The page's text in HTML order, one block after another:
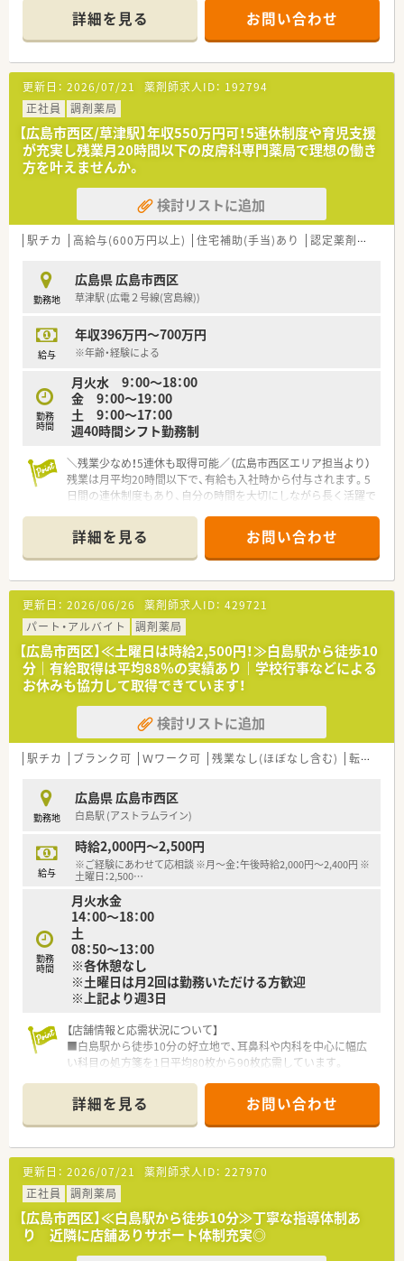
や循環器科も応需しています。
■処方箋は1日平均40～50枚で、薬剤師は常勤1名、パート4名、
事務2名体制で運営しています。
【こんな方が活躍中】
■子育て世代のスタッフも在籍しており、家庭との両立に理解が
ある職場で活躍しています。
■患者様一人ひとりとしっかり向き合い、丁寧な服薬指導を実践
している方が活躍中です。
■チームワークを大切にし、お互いに協力しながら業務を進めら
れる方が揃っています。
【こんな方にオススメ】
■駅チカの職場で働きたい方や、車通勤（駐車場要相談）を希望さ
れる方にもオススメです。
で働きたい方に適しています。
詳細を見る お問い合わせ
更新日： 2026/07/21 薬剤師求人ID： 192794
正社員
調剤薬局
【広島市西区/草津駅】年収550万円可！5連休制度や育児支援
が充実し残業月20時間以下の皮膚科専門薬局で理想の働き
方を叶えませんか。
検討リストに追加
駅チカ 高給与(600万円以上) 住宅補助(手当)あり 認定薬剤師取得支援あり
勤務地
広島県 広島市西区
草津駅 (広電２号線(宮島線))
給与
年収396万円～700万円
※年齢・経験による
勤務
時間
月火水 9：00～18：00
金 9：00～19：00
土 9：00～17：00
週40時間シフト勤務制
＼残業少なめ！5連休も取得可能／（広島市西区エリア担当より）
残業は月平均20時間以下で、有給も入社時から付与されます。5
日間の連休制度もあり、自分の時間を大切にしながら長く活躍で
【店舗情報と応需状況について】
■広電宮島線の草津駅から徒歩でわずか2分という、日々の通勤
が非常に便利な好立地にあります。
■近隣にある有名な皮膚科医院の処方箋をメインに、1日平均で
130枚ほどを応需しています。
■皮膚科に特化した専門性の高い知識を深めることができ、集中
して学べる環境が大きな魅力です。
【募集背景と求める人物像について】
■今後の更なるサービス向上と体制強化を目的として、即戦力と
なる正社員の増員募集を行います。
■調剤経験があり、周囲のスタッフと協力しながら円滑にコミュ
ニケーションが取れる方を求めます。
■ワークライフバランスを重視しながら、薬剤師として長く安定
【法人特徴について】
■福岡県に本社を置き全国43都道府県に展開する大手チェーン
で、強固な経営基盤を誇っています。
■医療機関へのコンサルティング事業も手掛けており、医師との
密接な連携体制が構築されています。
■患者様からの健康相談に積極的に応じる「健康サポート薬局」
の推進において、業界屈指の実績があります。
【求人情報について】
■年収は500万円から550万円を想定しており、これまでのご経
験を最大限に考慮して決定します。
■住宅補助や地域手当などの各種手当が充実しており、生活面で
のサポート体制も万全に整っています。
つの勤務コースから選択が可能です。
詳細を見る お問い合わせ
更新日： 2026/06/26 薬剤師求人ID： 429721
パート・アルバイト
調剤薬局
【広島市西区】≪土曜日は時給2,500円！≫白島駅から徒歩10
分｜有給取得は平均88％の実績あり｜学校行事などによる
お休みも協力して取得できています！
検討リストに追加
駅チカ ブランク可 Ｗワーク可 残業なし(ほぼなし含む) 転勤なし
勤務地
広島県 広島市西区
白島駅 (アストラムライン)
給与
時給2,000円～2,500円
※ご経験にあわせて応相談 ※月～金：午後時給2,000円～2,400円 ※
土曜日：2,500…
勤務
時間
月火水金
14：00～18：00
土
08：50～13：00
※各休憩なし
※土曜日は月2回は勤務いただける方歓迎
※上記より週3日
【店舗情報と応需状況について】
■白島駅から徒歩10分の好立地で、耳鼻科や内科を中心に幅広
い科目の処方箋を1日平均80枚から90枚応需しています。
3名の薬剤師体制で協力して対応するため安心です。
■地域のクリニックと連携しており、耳鼻科メインの処方箋応需
状況であることが特徴で、多岐にわたる経験が積めます。
【募集背景と求める人物像について】
■体制強化のため午後から勤務可能なパート薬剤師を急募して
おり、週2日から3日のシフト制で無理なく働ける環境です。
■専門的なスキルよりもお人柄を重視した採用を行っており、周
囲のスタッフと円滑に連携できる方を求めています。
■他店舗への応援勤務に柔軟に対応いただけるフットワークの
軽い方は、特に積極的に採用させていただく方針です。
詳細を見る お問い合わせ
更新日： 2026/07/21 薬剤師求人ID： 227970
正社員
調剤薬局
【広島市西区】≪白島駅から徒歩10分≫丁寧な指導体制あ
り 近隣に店舗ありサポート体制充実◎